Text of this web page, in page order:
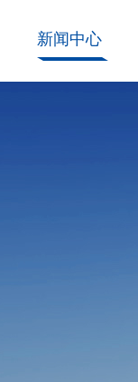
新闻中心